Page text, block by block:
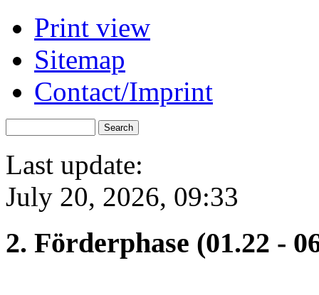
Print view
Sitemap
Contact/Imprint
Last update:
July 20, 2026, 09:33
2. Förderphase (01.22 -